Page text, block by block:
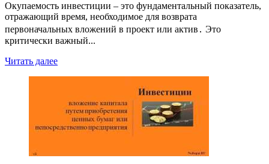
Окупаемость инвестиции – это фундаментальный показатель,
отражающий время, необходимое для возврата
первоначальных вложений в проект или актив․ Это
критически важный...
Читать далееRead
инвестиций:
методы
расчета
влияния